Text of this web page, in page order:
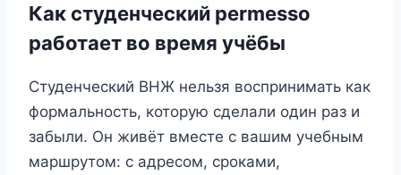
Как студенческий permesso
работает во время учёбы
Студенческий ВНЖ нельзя воспринимать как
формальность, которую сделали один раз и
забыли. Он живёт вместе с вашим учебным
маршрутом: с адресом, сроками,